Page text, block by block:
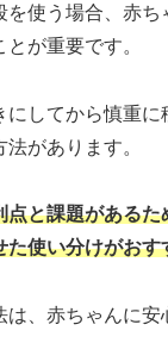
を使う場合、赤ち
が重要です。
してから慎重に
があります。
点と課題があるた
た使い分けがおす
は、赤ちゃんに安